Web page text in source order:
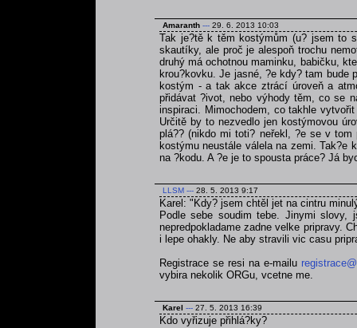
Amaranth --- 29. 6. 2013 10:03
Tak je?tě k těm kostýmům (u? jsem to
skautíky, ale proč je alespoň trochu
druhý má ochotnou maminku, babičku,
krou?kovku. Je jasné, ?e kdy? tam
kostým - a tak akce ztrácí úroveň a
přidávat ?ivot, nebo výhody těm, co se
inspiraci. Mimochodem, co takhle
Určitě by to nezvedlo jen kostýmovou
plá?? (nikdo mi toti? neřekl, ?e se v
kostýmu neustále válela na zemi. Tak?e
na ?kodu. A ?e je to spousta práce? Já
LLSM --- 28. 5. 2013 9:17
Karel: "Kdy? jsem chtěl jet na cintru
Podle sebe soudim tebe. Jinymi
nepredpokladame zadne velke pripravy.
i lepe ohakly. Ne aby stravili vic casu
Registrace se resi na e-mailu
vybira nekolik ORGu, vcetne me.
Karel --- 27. 5. 2013 16:39
Kdo vyřizuje přihlá?ky?